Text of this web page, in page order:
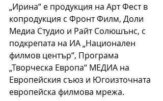
„Ирина“ е продукция на Арт Фест в
копродукция с Фронт Филм, Доли
Медиа Студио и Райт Солюшънс, с
подкрепата на ИА „Национален
филмов център“, Програма
„Творческа Европа“ МЕДИА на
Европейския съюз и Югоизточната
европейска филмова мрежа.